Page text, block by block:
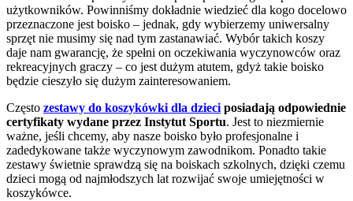
użytkowników. Powinniśmy dokładnie wiedzieć dla kogo docelowo
przeznaczone jest boisko – jednak, gdy wybierzemy uniwersalny
sprzęt nie musimy się nad tym zastanawiać. Wybór takich koszy
daje nam gwarancję, że spełni on oczekiwania wyczynowców oraz
rekreacyjnych graczy – co jest dużym atutem, gdyż takie boisko
będzie cieszyło się dużym zainteresowaniem.
Często zestawy do koszykówki dla dzieci posiadają odpowiednie
certyfikaty wydane przez Instytut Sportu. Jest to niezmiernie
ważne, jeśli chcemy, aby nasze boisko było profesjonalne i
zadedykowane także wyczynowym zawodnikom. Ponadto takie
zestawy świetnie sprawdzą się na boiskach szkolnych, dzięki czemu
dzieci mogą od najmłodszych lat rozwijać swoje umiejętności w
koszykówce.